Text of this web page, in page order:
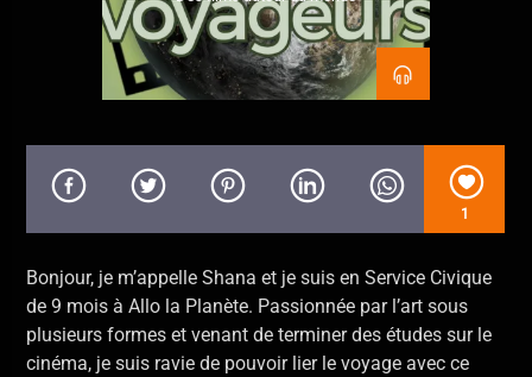
Give It a Tone
Balkan Beat Box
1
Bonjour, je m’appelle Shana et je suis en Service Civique
de 9 mois à Allo la Planète. Passionnée par l’art sous
plusieurs formes et venant de terminer des études sur le
cinéma, je suis ravie de pouvoir lier le voyage avec ce